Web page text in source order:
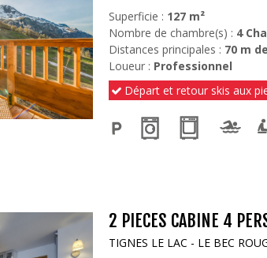
Superficie : 127 m²
Nombre de chambre(s) : 4
Distances principales : 70 m
Loueur : Professionnel
Départ et retour skis aux
2 PIECES CABINE 4
TIGNES LE LAC - LE BEC